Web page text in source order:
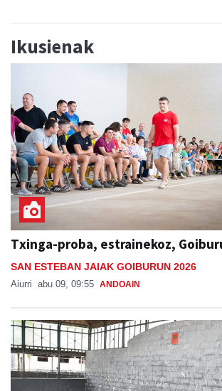
Ikusienak
Txinga-proba, estrainekoz,
SAN ESTEBAN JAIAK GOIBURUN 2026
Aiurri abu 09, 09:55 ANDOAIN